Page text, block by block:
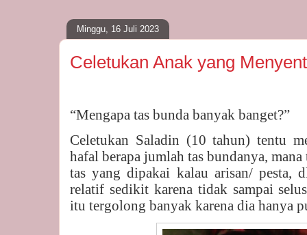
Minggu, 16 Juli 2023
Celetukan Anak yang
“Mengapa tas bunda banyak banget?”
Celetukan Saladin (10 tahun) tentu
hafal berapa jumlah tas bundanya, mana
tas yang dipakai kalau arisan/ pesta,
relatif sedikit karena tidak sampai
itu tergolong banyak karena dia hanya